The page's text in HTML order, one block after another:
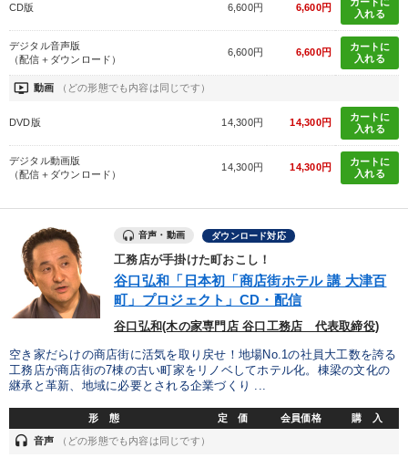
CD版 6,600円 6,600円
入れる
デジタル音声版
（配信＋ダウンロード）
6,600円 6,600円
カートに
入れる
ondemand_video 動画 （どの形態でも内容は同じです）
DVD版 14,300円 14,300円
カートに
入れる
デジタル動画版
（配信＋ダウンロード）
14,300円 14,300円
カートに
入れる
音声・動画 ダウンロード対応
工務店が手掛けた町おこし！
谷口弘和「日本初「商店街ホテル 講 大津百
町」プロジェクト」CD・配信
谷口弘和(木の家専門店 谷口工務店 代表取締役)
空き家だらけの商店街に活気を取り戻せ！地場No.1の社員大工数を誇る
工務店が商店街の7棟の古い町家をリノベしてホテル化。棟梁の文化の
継承と革新、地域に必要とされる企業づくり ...
形 態 定 価 会員価格 購 入
headset 音声 （どの形態でも内容は同じです）